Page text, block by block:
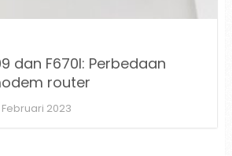
dan F670l: Perbedaan
router
Februari 2023